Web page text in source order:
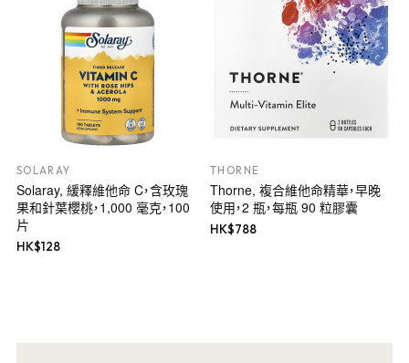
SOLARAY
Solaray, 緩釋維他命 C，含玫瑰
果和針葉櫻桃，1,000 毫克，100
片
HK$128
THORNE
Thorne, 複合維他命精華，早晚
使用，2 瓶，每瓶 90 粒膠囊
HK$788